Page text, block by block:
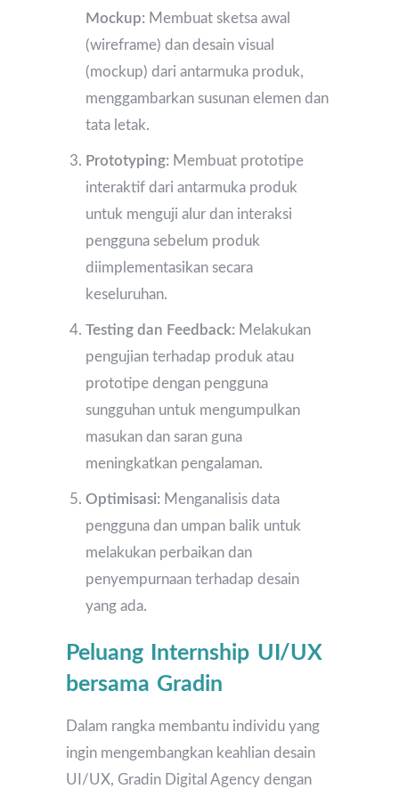
Mockup: Membuat sketsa awal
(wireframe) dan desain visual
(mockup) dari antarmuka produk,
menggambarkan susunan elemen dan
tata letak.
Prototyping: Membuat prototipe
interaktif dari antarmuka produk
untuk menguji alur dan interaksi
pengguna sebelum produk
diimplementasikan secara
keseluruhan.
Testing dan Feedback: Melakukan
pengujian terhadap produk atau
prototipe dengan pengguna
sungguhan untuk mengumpulkan
masukan dan saran guna
meningkatkan pengalaman.
Optimisasi: Menganalisis data
pengguna dan umpan balik untuk
melakukan perbaikan dan
penyempurnaan terhadap desain
yang ada.
Peluang Internship UI/UX
bersama Gradin
Dalam rangka membantu individu yang
ingin mengembangkan keahlian desain
UI/UX, Gradin Digital Agency dengan